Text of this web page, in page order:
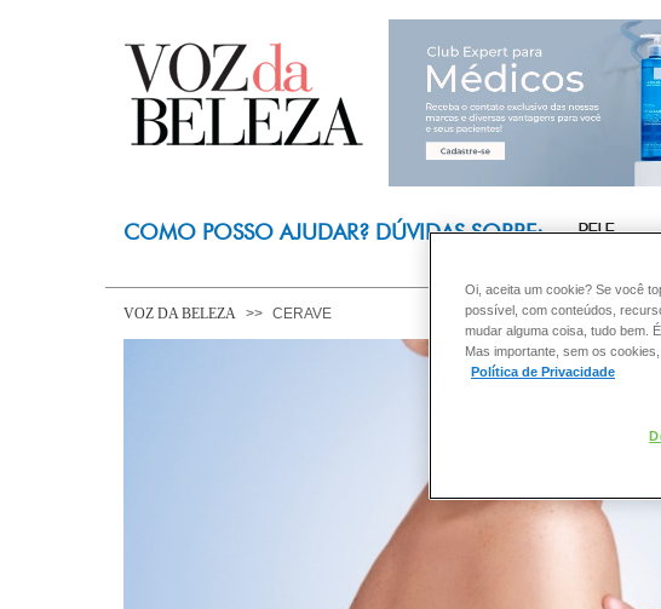
COMO POSSO AJUDAR? DÚVIDAS SOBRE: PELE
VOZ DA BELEZA CERAVE
Oi, aceita um cookie? Se você
possível, com conteúdos,
mudar alguma coisa, tudo bem.
Mas importante, sem os
Política de Privacidade